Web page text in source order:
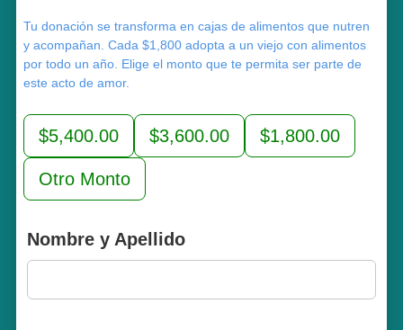
Tu donación se transforma en cajas de alimentos que nutren
y acompañan. Cada $1,800 adopta a un viejo con alimentos
por todo un año. Elige el monto que te permita ser parte de
este acto de amor.
$5,400.00 $3,600.00 $1,800.00
Otro Monto
Nombre y Apellido